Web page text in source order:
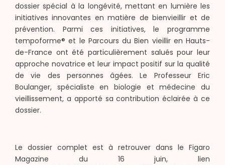
dossier spécial à la longévité, mettant en lumière les
initiatives innovantes en matière de bienvieillir et de
prévention. Parmi ces initiatives, le programme
tempoforme® et le Parcours du Bien vieillir en Hauts-
de-France ont été particulièrement salués pour leur
approche novatrice et leur impact positif sur la qualité
de vie des personnes âgées. Le Professeur Eric
Boulanger, spécialiste en biologie et médecine du
vieillissement, a apporté sa contribution éclairée à ce
dossier.
Le dossier complet est à retrouver dans le Figaro
Magazine du 16 juin, lien